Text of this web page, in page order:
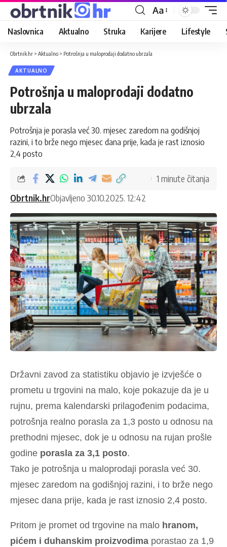
Aa
Naslovnica Aktualno Struka Karijere Lifestyle
Obrtnik.hr > Aktualno > Potrošnja u maloprodaji dodatno ubrzala
AKTUALNO
Potrošnja u maloprodaji dodatno
ubrzala
Potrošnja je porasla već 30. mjesec zaredom na godišnjoj
razini, i to brže nego mjesec dana prije, kada je rast iznosio
2,4 posto
Obrtnik.hrObjavljeno 30.10.2025. 12:42
1 minute čitanja
Državni zavod za statistiku objavio je izvješće o
prometu u trgovini na malo, koje pokazuje da je u
rujnu, prema kalendarski prilagođenim podacima,
potrošnja realno porasla za 1,3 posto u odnosu na
prethodni mjesec, dok je u odnosu na rujan prošle
godine porasla za 3,1 posto.
Tako je potrošnja u maloprodaji porasla već 30.
mjesec zaredom na godišnjoj razini, i to brže nego
mjesec dana prije, kada je rast iznosio 2,4 posto.
Pritom je promet od trgovine na malo hranom,
pićem i duhanskim proizvodima porastao za 1,9